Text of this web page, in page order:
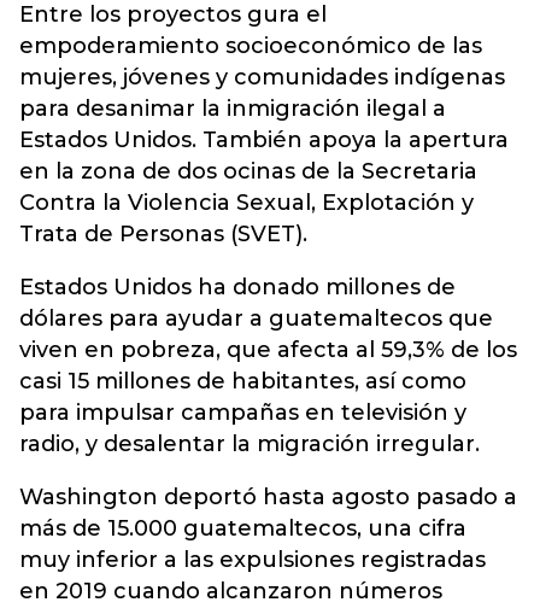
Entre los proyectos gura el
empoderamiento socioeconómico de las
mujeres, jóvenes y comunidades indígenas
para desanimar la inmigración ilegal a
Estados Unidos. También apoya la apertura
en la zona de dos ocinas de la Secretaria
Contra la Violencia Sexual, Explotación y
Trata de Personas (SVET).
Estados Unidos ha donado millones de
dólares para ayudar a guatemaltecos que
viven en pobreza, que afecta al 59,3% de los
casi 15 millones de habitantes, así como
para impulsar campañas en televisión y
radio, y desalentar la migración irregular.
Washington deportó hasta agosto pasado a
más de 15.000 guatemaltecos, una cifra
muy inferior a las expulsiones registradas
en 2019 cuando alcanzaron números